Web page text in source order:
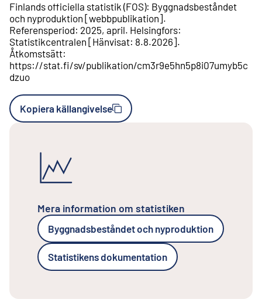
Finlands officiella statistik (FOS): Byggnadsbeståndet
och nyproduktion [webbpublikation].
Referensperiod: 2025, april. Helsingfors:
Statistikcentralen [Hänvisat: 8.8.2026].
Åtkomstsätt:
https://stat.fi/sv/publikation/cm3r9e5hn5p8i07umyb5c
dzuo
Kopiera källangivelse
Mera information om statistiken
Byggnadsbeståndet och nyproduktion
Statistikens dokumentation